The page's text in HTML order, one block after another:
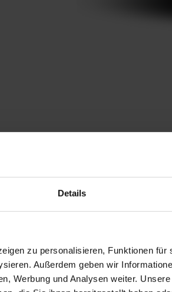
Details
zu personalisieren, Funktionen für
Außerdem geben wir
Werbung und Analysen weiter.